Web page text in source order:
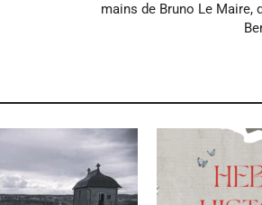
mains de Bruno Le Maire,